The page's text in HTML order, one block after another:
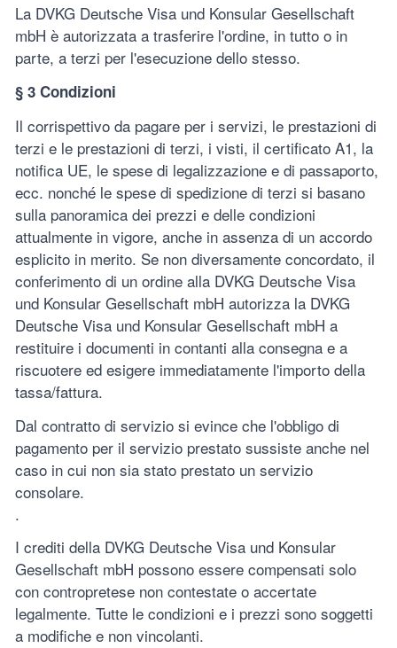
La DVKG Deutsche Visa und Konsular Gesellschaft
mbH è autorizzata a trasferire l'ordine, in tutto o in
parte, a terzi per l'esecuzione dello stesso.
§ 3 Condizioni
Il corrispettivo da pagare per i servizi, le prestazioni di
terzi e le prestazioni di terzi, i visti, il certificato A1, la
notifica UE, le spese di legalizzazione e di passaporto,
ecc. nonché le spese di spedizione di terzi si basano
sulla panoramica dei prezzi e delle condizioni
attualmente in vigore, anche in assenza di un accordo
esplicito in merito. Se non diversamente concordato, il
conferimento di un ordine alla DVKG Deutsche Visa
und Konsular Gesellschaft mbH autorizza la DVKG
Deutsche Visa und Konsular Gesellschaft mbH a
restituire i documenti in contanti alla consegna e a
riscuotere ed esigere immediatamente l'importo della
tassa/fattura.
Dal contratto di servizio si evince che l'obbligo di
pagamento per il servizio prestato sussiste anche nel
caso in cui non sia stato prestato un servizio
consolare.
.
I crediti della DVKG Deutsche Visa und Konsular
Gesellschaft mbH possono essere compensati solo
con contropretese non contestate o accertate
legalmente. Tutte le condizioni e i prezzi sono soggetti
a modifiche e non vincolanti.